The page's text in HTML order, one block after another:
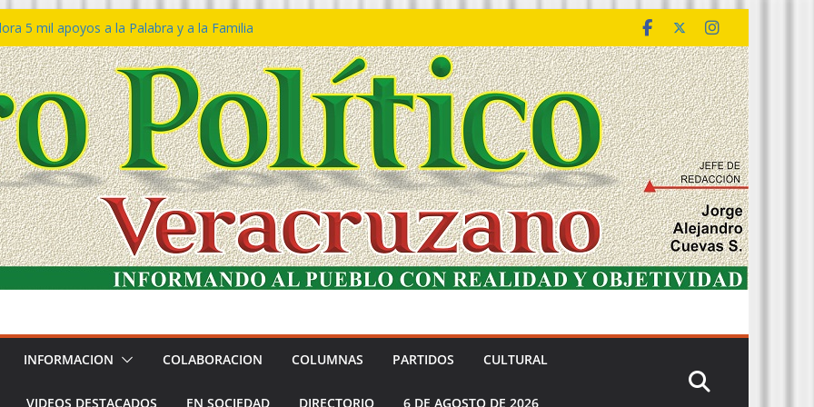
5 mil apoyos a la Palabra y a la Familia
Declaraciones de Procedencia en contra
𝙂𝙤𝙗𝙞𝙚𝙧𝙣𝙤 𝙙𝙚𝙡 𝙀𝙨𝙩𝙖𝙙𝙤 𝙖 𝙙𝙞𝙨𝙛𝙧𝙪𝙩𝙖𝙧
𝙙𝙚𝙡 𝙈𝙖𝙧 𝙚𝙣 𝘾𝙤𝙖𝙩𝙯𝙖𝙘𝙤𝙖𝙡𝙘𝙤𝙨
de policías con vocación de servicio y
SSP
rechaza acusaciones y asegura que
solicitud de desafuero
INFORMACION COLABORACION COLUMNAS PARTIDOS CULTURAL
VIDEOS DESTACADOS EN SOCIEDAD DIRECTORIO 6 DE AGOSTO DE 2026